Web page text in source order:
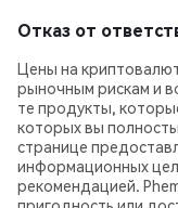
Отказ от
Цены на
рыночным рискам и
те продукты,
которых вы
странице
информационных
рекомендацией.